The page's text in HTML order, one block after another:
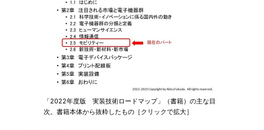
「2022年度版 実装技術ロードマップ」（書籍）の主な目
次。書籍本体から抜粋したもの［クリックで拡大］